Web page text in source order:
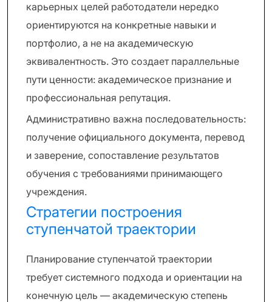
карьерных целей работодатели нередко
ориентируются на конкретные навыки и
портфолио, а не на академическую
эквивалентность. Это создает параллельные
пути ценности: академическое признание и
профессиональная репутация.
Административно важна последовательность:
получение официального документа, перевод
и заверение, сопоставление результатов
обучения с требованиями принимающего
учреждения.
Стратегии построения
ступенчатой траектории
Планирование ступенчатой траектории
требует системного подхода и ориентации на
конечную цель — академическую степень